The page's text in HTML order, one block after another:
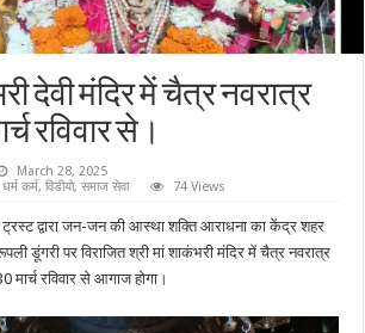
देवी मंदिर में चैत्र नवरात्र
रविवार से।
March 28, 2025
धर्म कर्म,विडीयो,समाज सेवा 74 Views
द्वारा जन-जन की आस्था शक्ति आराधना का केंद्र शहर
डूंगरी पर विराजित श्री मां शाकंभरी मंदिर में चैत्र नवरात्र
रविवार से आगाज होगा।